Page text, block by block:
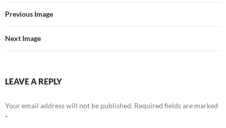
Previous Image
Next Image
LEAVE A REPLY
Your email address will not be published. Required fields are marked
*